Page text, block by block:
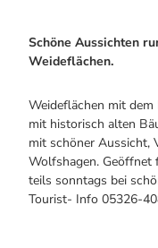
Schöne Aussichten
Weideflächen.
Weideflächen mit dem
mit historisch alten
mit schöner Aussicht,
Wolfshagen. Geöffnet
teils sonntags bei
Tourist- Info 05326-